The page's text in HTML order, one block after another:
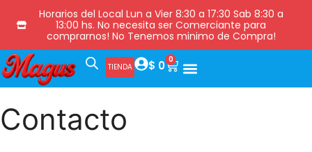
Horarios del Local Lun a Vier 8:30 a 17:30 Sab 8:30 a
13:00 hs. No necesita ser Comerciante para
comprarnos! No Tenemos minimo de Compra!
TIENDA $ 0 0
Contacto